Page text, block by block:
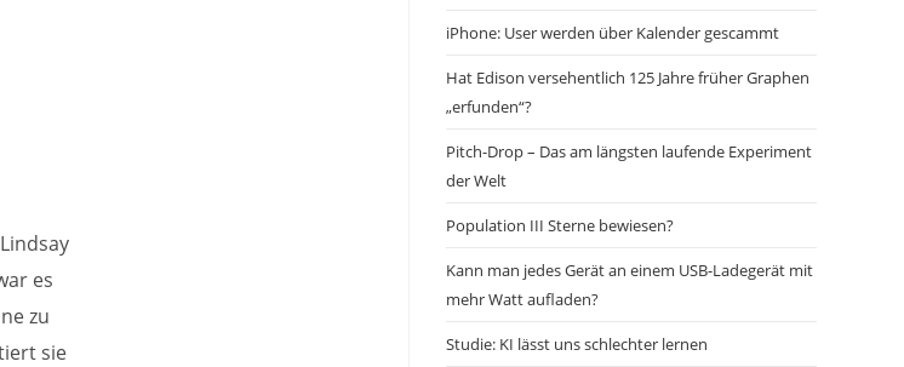
es
zu
sie
iPhone: User werden über Kalender gescammt
Hat Edison versehentlich 125 Jahre früher Graphen
„erfunden“?
Pitch-Drop – Das am längsten laufende Experiment
der Welt
Population III Sterne bewiesen?
Kann man jedes Gerät an einem USB-Ladegerät mit
mehr Watt aufladen?
Studie: KI lässt uns schlechter lernen